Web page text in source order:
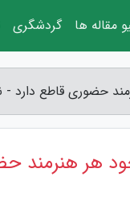
حضوری قاطع دارد -
هر هنرمند
مقاله ها گردشگری